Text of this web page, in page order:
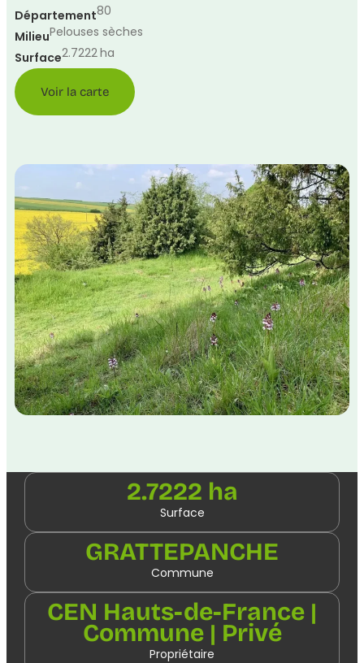
Département80
MilieuPelouses sèches
Surface2.7222ha
Voir la carte
2.7222 ha
Surface
GRATTEPANCHE
Commune
CEN Hauts-de-France |
Commune | Privé
Propriétaire